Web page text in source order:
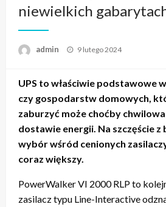
niewielkich
admin Napisano
9 lutego 2024
UPS to właściwie podstawowe
czy gospodarstw domowych,
zaburzyć może choćby
dostawie energii. Na szczęście z
wybór wśród cenionych
coraz większy.
PowerWalker VI 2000 RLP to
zasilacz typu Line-Interactive